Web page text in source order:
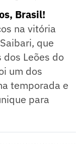
Brasil!
na vitória
que
Leões do
um dos
temporada e
para